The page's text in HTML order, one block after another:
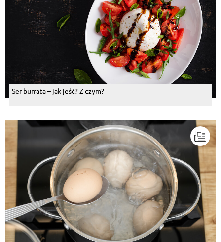
Ser burrata – jak jeść? Z czym?